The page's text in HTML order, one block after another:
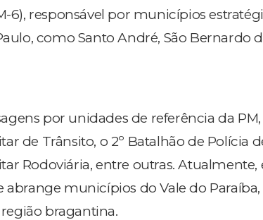
6), responsável por municípios
como Santo André, São Bernardo
por unidades de referência da
de Trânsito, o 2º Batalhão de Polícia
Rodoviária, entre outras. Atualmente,
abrange municípios do Vale do
bragantina.